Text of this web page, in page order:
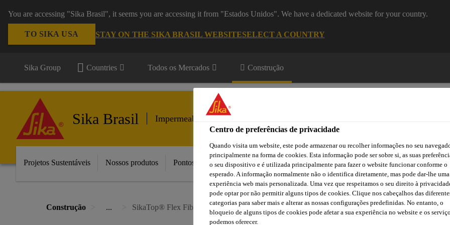
You are accessing "Sika Brasil", it seems you are accessing it from "Estados Unidos". We have a dedicated website for your country.
TO SIKA USA STAY ON THE SIKA BRASIL WEBSITESELECT A COUNTRY
Sika Group Countries Todos os Mercados Construção
Sika Brasil Impermeabilização
Projetos Sustentáveis Nossos produtos Pontos de Venda Downloads Atendimento Técnico Atendimento Comercial
Construção ... SikaTop® Flex Fibra
Centro de preferências de privacidade
Quando visita um website, este pode armazenar ou recolher informações no seu
principalmente na forma de cookies. Esta informação pode ser sobre si, as suas
o seu dispositivo e é utilizada principalmente para fazer o website funcionar conforme o
esperado. A informação normalmente não o identifica diretamente, mas pode dar-lhe uma
experiência web mais personalizada. Uma vez que respeitamos o seu direito à
pode optar por não permitir alguns tipos de cookies. Clique nos cabeçalhos das
categorias para saber mais e alterar as nossas configurações predefinidas. No entanto, o
bloqueio de alguns tipos de cookies pode afetar a sua experiência no website e os
podemos oferecer.